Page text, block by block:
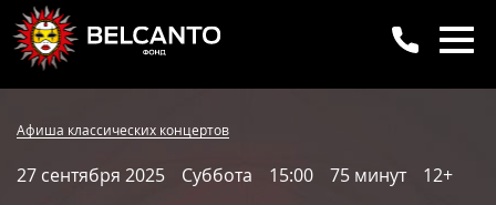
с 10:00 до 20:00
Вопросы и ответы Схема зала
Афиша классических концертов
27 сентября 2025 Суббота 15:00 75 минут 12+